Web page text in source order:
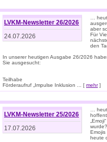
LVKM-Newsletter 26/2026
24.07.2026
…
aber
Für
den
In unserer heutigen Ausgabe 26/2026
Sie ausgesucht:
Teilhabe
Förderaufruf „Impulse Inklusion ... [ mehr]
LVKM-Newsletter 25/2026
17.07.2026
…
Emojis
heute